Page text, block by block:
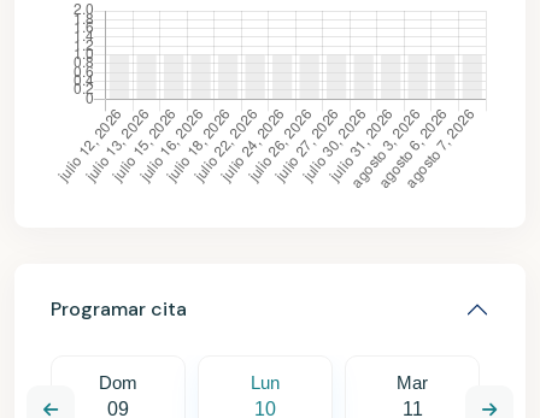
Programar cita
Dom
09
Lun
10
Mar
11